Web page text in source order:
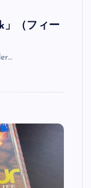
」（フィー